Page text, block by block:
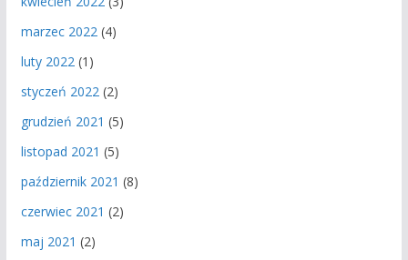
marzec 2022(4)
luty 2022(1)
styczeń 2022(2)
grudzień 2021 (5)
listopad 2021 (5)
październik 2021 (8)
czerwiec 2021 (2)
maj 2021 (2)